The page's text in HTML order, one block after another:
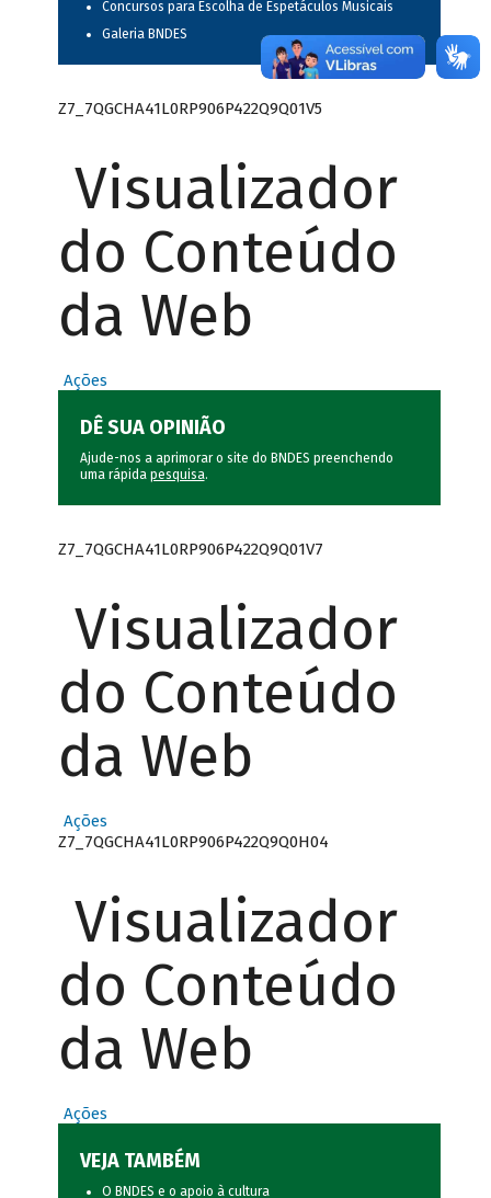
Concursos para Escolha de Espetáculos Musicais
Galeria BNDES
Z7_7QGCHA41L0RP906P422Q9Q01V5
Visualizador
do Conteúdo
da Web
Ações
DÊ SUA OPINIÃO
Ajude-nos a aprimorar o site do BNDES preenchendo
uma rápida pesquisa.
Z7_7QGCHA41L0RP906P422Q9Q01V7
Visualizador
do Conteúdo
da Web
Ações
Z7_7QGCHA41L0RP906P422Q9Q0H04
Visualizador
do Conteúdo
da Web
Ações
VEJA TAMBÉM
O BNDES e o apoio à cultura